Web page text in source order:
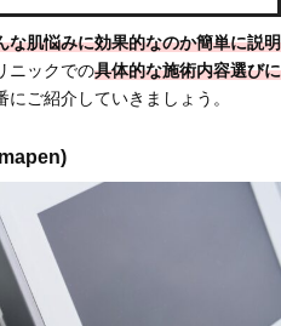
な肌悩みに効果的なのか簡単に説明
ニックでの具体的な施術内容選びに
にご紹介していきましょう。